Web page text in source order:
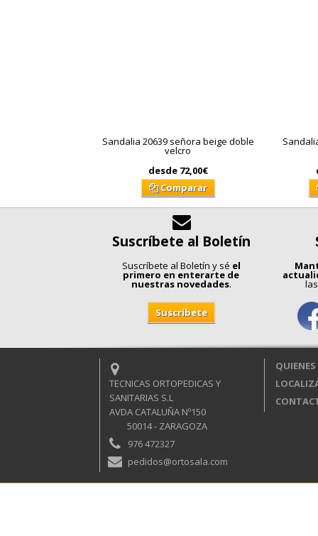
Sandalia 20639 señora beige doble
velcro
desde 72,00€
Comparar
Suscríbete al Boletín
Suscríbete al Boletín y sé el
primero en enterarte de
nuestras novedades.
TECNICAS ORTOPEDICAS Y
SANITARIAS S.L
AVDA CATALUÑA Nº150
50014 - ZARAGOZA
976 472327
pedidos@ortosala.com